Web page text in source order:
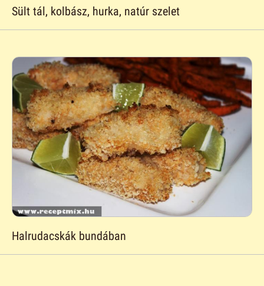
Sült tál, kolbász, hurka, natúr szelet
Halrudacskák bundában